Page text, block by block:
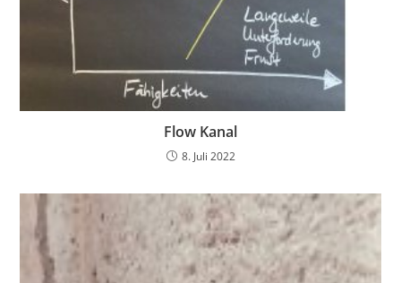
Flow Kanal
8. Juli 2022